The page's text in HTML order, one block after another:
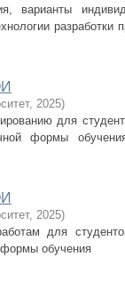
варианты
, 2025)
для
формы
, 2025)
для
обучения